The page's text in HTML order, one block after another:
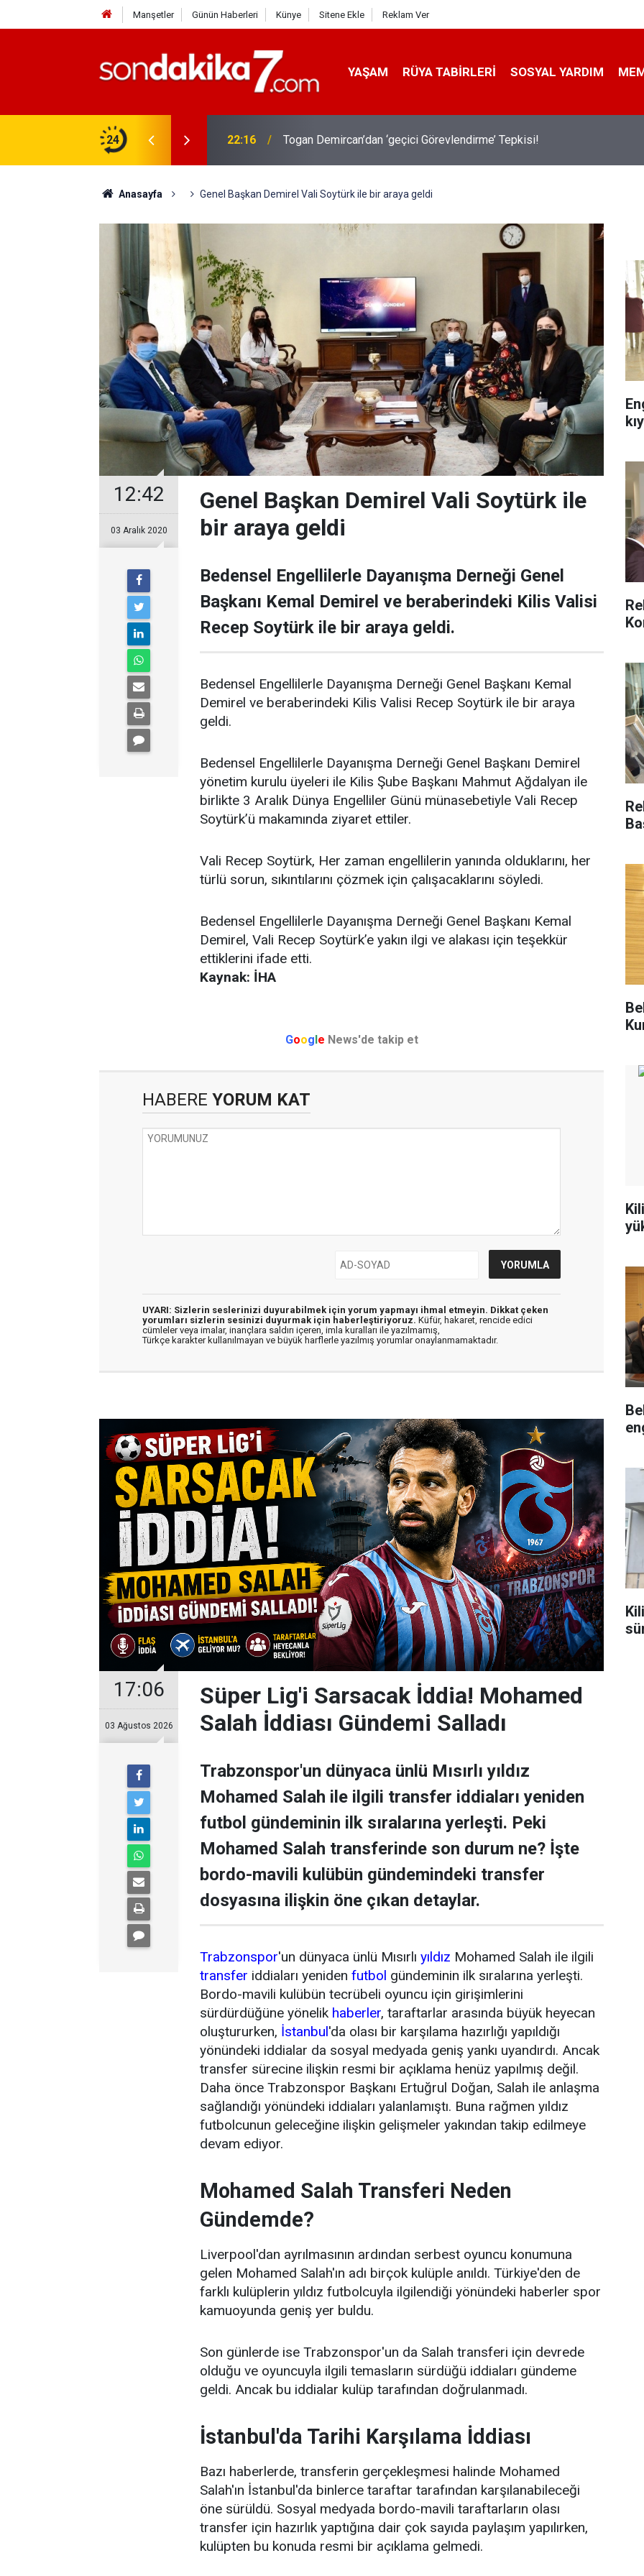
Manşetler Günün Haberleri Künye Sitene Ekle Reklam Ver
YAŞAM RÜYA TABIRLERI SOSYAL YARDIM
24 22:16 Togan Demircan’dan ‘geçici Görevlendirme’ Tepkisi!
Anasayfa Genel Başkan Demirel Vali Soytürk ile bir araya geldi
12:42
03 Aralık 2020
Genel Başkan Demirel Vali Soytürk ile
bir araya geldi
Bedensel Engellilerle Dayanışma Derneği Genel
Başkanı Kemal Demirel ve beraberindeki Kilis Valisi
Recep Soytürk ile bir araya geldi.
Bedensel Engellilerle Dayanışma Derneği Genel Başkanı Kemal
Demirel ve beraberindeki Kilis Valisi Recep Soytürk ile bir araya
geldi.
Bedensel Engellilerle Dayanışma Derneği Genel Başkanı Demirel
yönetim kurulu üyeleri ile Kilis Şube Başkanı Mahmut Ağdalyan ile
birlikte 3 Aralık Dünya Engelliler Günü münasebetiyle Vali Recep
Soytürk’ü makamında ziyaret ettiler.
Vali Recep Soytürk, Her zaman engellilerin yanında olduklarını, her
türlü sorun, sıkıntılarını çözmek için çalışacaklarını söyledi.
Bedensel Engellilerle Dayanışma Derneği Genel Başkanı Kemal
Demirel, Vali Recep Soytürk’e yakın ilgi ve alakası için teşekkür
ettiklerini ifade etti.
Kaynak: İHA
Google News'de takip et
HABERE YORUM KAT
UYARI: Sizlerin seslerinizi duyurabilmek için yorum yapmayı ihmal etmeyin. Dikkat çeken
yorumları sizlerin sesinizi duyurmak için haberleştiriyoruz. Küfür, hakaret, rencide edici
cümleler veya imalar, inançlara saldırı içeren, imla kuralları ile yazılmamış,
Türkçe karakter kullanılmayan ve büyük harflerle yazılmış yorumlar onaylanmamaktadır.
17:06
03 Ağustos 2026
Süper Lig'i Sarsacak İddia! Mohamed
Salah İddiası Gündemi Salladı
Trabzonspor'un dünyaca ünlü Mısırlı yıldız
Mohamed Salah ile ilgili transfer iddiaları yeniden
futbol gündeminin ilk sıralarına yerleşti. Peki
Mohamed Salah transferinde son durum ne? İşte
bordo-mavili kulübün gündemindeki transfer
dosyasına ilişkin öne çıkan detaylar.
Trabzonspor'un dünyaca ünlü Mısırlı yıldız Mohamed Salah ile ilgili
transfer iddiaları yeniden futbol gündeminin ilk sıralarına yerleşti.
Bordo-mavili kulübün tecrübeli oyuncu için girişimlerini
sürdürdüğüne yönelik haberler, taraftarlar arasında büyük heyecan
oluştururken, İstanbul'da olası bir karşılama hazırlığı yapıldığı
yönündeki iddialar da sosyal medyada geniş yankı uyandırdı. Ancak
transfer sürecine ilişkin resmi bir açıklama henüz yapılmış değil.
Daha önce Trabzonspor Başkanı Ertuğrul Doğan, Salah ile anlaşma
sağlandığı yönündeki iddiaları yalanlamıştı. Buna rağmen yıldız
futbolcunun geleceğine ilişkin gelişmeler yakından takip edilmeye
devam ediyor.
Mohamed Salah Transferi Neden
Gündemde?
Liverpool'dan ayrılmasının ardından serbest oyuncu konumuna
gelen Mohamed Salah'ın adı birçok kulüple anıldı. Türkiye'den de
farklı kulüplerin yıldız futbolcuyla ilgilendiği yönündeki haberler spor
kamuoyunda geniş yer buldu.
Son günlerde ise Trabzonspor'un da Salah transferi için devrede
olduğu ve oyuncuyla ilgili temasların sürdüğü iddiaları gündeme
geldi. Ancak bu iddialar kulüp tarafından doğrulanmadı.
İstanbul'da Tarihi Karşılama İddiası
Bazı haberlerde, transferin gerçekleşmesi halinde Mohamed
Salah'ın İstanbul'da binlerce taraftar tarafından karşılanabileceği
öne sürüldü. Sosyal medyada bordo-mavili taraftarların olası
transfer için hazırlık yaptığına dair çok sayıda paylaşım yapılırken,
kulüpten bu konuda resmi bir açıklama gelmedi.